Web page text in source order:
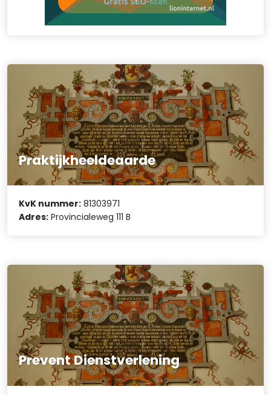
Praktijkheeldeaarde
KvK nummer: 81303971
Adres: Provincialeweg 111 B
Prevent Dienstverlening